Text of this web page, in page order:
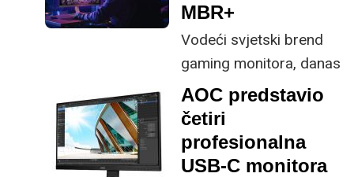
MBR+
Vodeći svjetski brend
gaming monitora, danas
donosi pregled svojih
tehnologija za
smanjenje zamućenja
pokreta (MBR),
AOC predstavio
četiri
profesionalna
USB-C monitora